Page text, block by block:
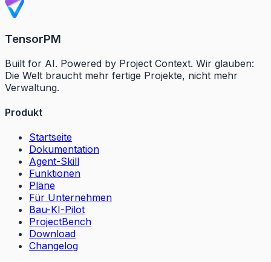
TensorPM
Built for AI. Powered by Project Context. Wir glauben:
Die Welt braucht mehr fertige Projekte, nicht mehr
Verwaltung.
Produkt
Startseite
Dokumentation
Agent-Skill
Funktionen
Pläne
Für Unternehmen
Bau-KI-Pilot
ProjectBench
Download
Changelog